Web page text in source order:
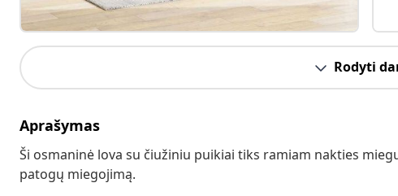
Rodyti
Aprašymas
Ši osmaninė lova su čiužiniu puikiai tiks ramiam nakties
patogų miegojimą.